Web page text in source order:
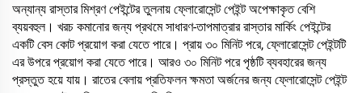
অন্যান্য রাস্তার মিশ্রণ পেইন্টের তুলনায় ফ্লোরোসেন্ট পেইন্ট অপেক্ষাকৃত বেশি
ব্যয়বহুল। খরচ কমানোর জন্য প্রথমে সাধারণ-তাপমাত্রার রাস্তার মার্কিং পেইন্টের
একটি বেস কোট প্রয়োগ করা যেতে পারে। প্রায় ৩০ মিনিট পরে, ফ্লোরোসেন্ট পেইন্টটি
এর উপরে প্রয়োগ করা যেতে পারে। আরও ৩০ মিনিট পরে পৃষ্ঠটি ব্যবহারের জন্য
প্রস্তুত হয়ে যায়। রাতের বেলায় প্রতিফলন ক্ষমতা অর্জনের জন্য ফ্লোরোসেন্ট পেইন্ট